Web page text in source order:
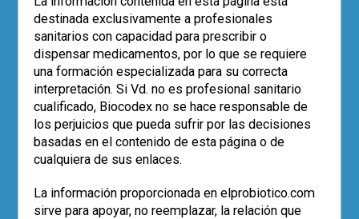
comprobó quela mucosa de intestino
delgado humano percibe la presencia
de probióticos, y además de modo
distinto y específico para cada uno de
los probióticos estudiados. La
interacción con el epitelio intestinal pone
en marcha una serie de vías de regulación
del sistema inmune (IL-10), de
proliferación y reparación epitelial,
empezamos a entender cómo los
microorganismos beneficiosos tienen un
destinada exclusivamente a profesionales
sanitarios con capacidad para prescribir o
dispensar medicamentos, por lo que se requiere
una formación especializada para su correcta
interpretación. Si Vd. no es profesional sanitario
cualificado, Biocodex no se hace responsable de
los perjuicios que pueda sufrir por las decisiones
basadas en el contenido de esta página o de
cualquiera de sus enlaces.
La información proporcionada en elprobiotico.com
sirve para apoyar, no reemplazar, la relación que